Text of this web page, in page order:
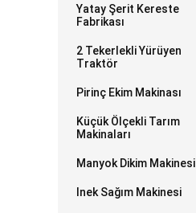
Yatay Şerit Kereste
Fabrikası
2 Tekerlekli Yürüyen
Traktör
Pirinç Ekim Makinası
Küçük Ölçekli Tarım
Makinaları
Manyok Dikim Makinesi
Inek Sağım Makinesi